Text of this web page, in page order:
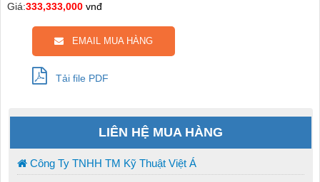
Giá:333,333,000 vnđ
EMAIL MUA HÀNG
Tải file PDF
LIÊN HỆ MUA HÀNG
Công Ty TNHH TM Kỹ Thuật Việt Á